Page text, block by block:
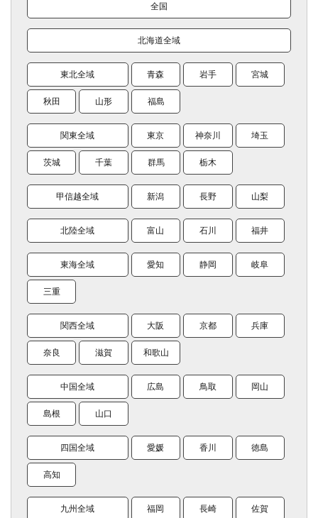
全国
北海道全域
東北全域 青森 岩手 宮城
秋田 山形 福島
関東全域 東京 神奈川 埼玉
茨城 千葉 群馬 栃木
甲信越全域 新潟 長野 山梨
北陸全域 富山 石川 福井
東海全域 愛知 静岡 岐阜
三重
関西全域 大阪 京都 兵庫
奈良 滋賀 和歌山
中国全域 広島 鳥取 岡山
島根 山口
四国全域 愛媛 香川 徳島
高知
九州全域 福岡 長崎 佐賀